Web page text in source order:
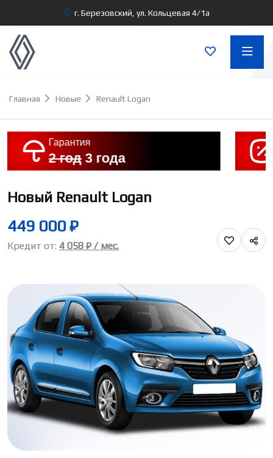
г. Березовский, ул. Кольцевая 4/1а
Главная Новые Renault Logan
Гарантия
2 год3 года
Новый Renault Logan
449 000 ₽
Кредит от: 4 058 ₽ / мес.